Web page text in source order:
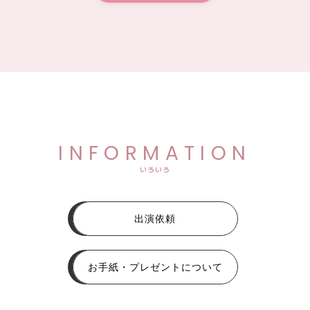
INFORMATION
いろいろ
出演依頼
お手紙・プレゼントについて